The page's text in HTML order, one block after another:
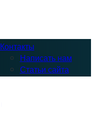
Контакты
Написать нам
Статьи сайта